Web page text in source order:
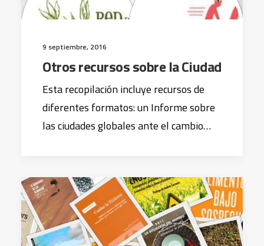
9 septiembre, 2016
Otros recursos sobre la Ciudad
Esta recopilación incluye recursos de
diferentes formatos: un Informe sobre
las ciudades globales ante el cambio…